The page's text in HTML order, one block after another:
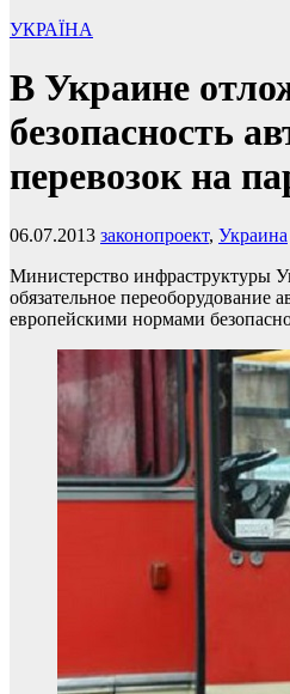
УКРАЇНА
В Украине
безопасность
перевозок на
06.07.2013 законопроект, Украина
Министерство инфраструктуры
обязательное переоборудование
европейскими нормами